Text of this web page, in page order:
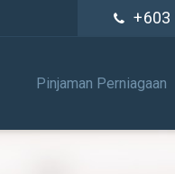
+603
Pinjaman Perniagaan